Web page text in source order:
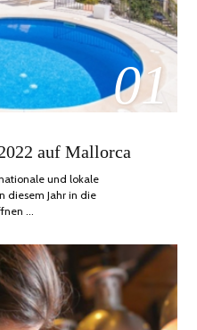
01
auf Mallorca
und lokale
diesem Jahr in die
…